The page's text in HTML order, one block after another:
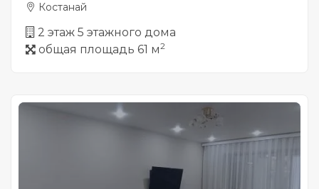
Костанай
2 этаж 5 этажного дома
общая площадь 61 м2